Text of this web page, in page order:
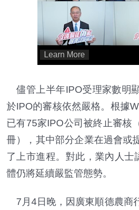
儘管上半年IPO受理家數明
於IPO的審核依然嚴格。根據
已有75家IPO公司被終止審核
冊），其中部分企業在過會或
了上市進程。對此，業內人士
體仍將延續嚴監管態勢。
7月4日晚，因廣東順德農商